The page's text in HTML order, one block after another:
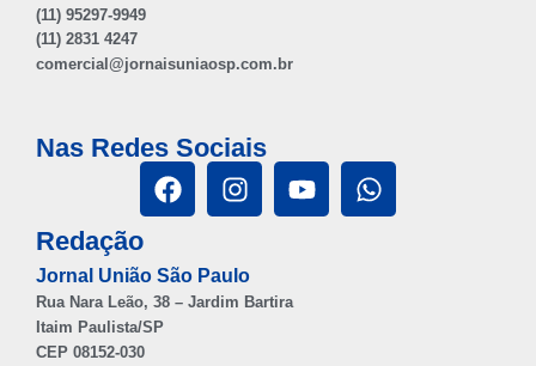
(11) 95297-9949
(11) 2831 4247
comercial@jornaisuniaosp.com.br
Nas Redes Sociais
Redação
Jornal União São Paulo
Rua Nara Leão, 38 – Jardim Bartira
Itaim Paulista/SP
CEP 08152-030